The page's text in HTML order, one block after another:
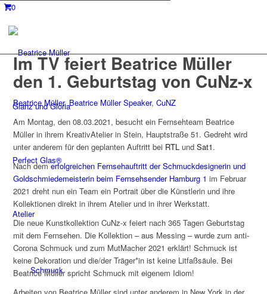
0
Glanz und Gloria
Perfect Glas®
Atelier
Schmuck
Im TV feiert Beatrice Müller
den 1. Geburtstag von CuNz-x
Beatrice Müller,Beatrice Müller Speaker,CuNZ
Am Montag, den 08.03.2021, besucht ein Fernsehteam Beatrice
Müller in ihrem KreativAtelier in Stein, Hauptstraße 51. Gedreht wird
unter anderem für den geplanten Auftritt bei RTL undSat1.
Nach demerfolgreichen Fernsehauftritt der Schmuckdesignerin und
Goldschmiedemeisterin beim Fernsehsender Hamburg 1 im Februar
2021 dreht nun ein Team ein Portrait über die Künstlerin und ihre
Kollektionen direkt in ihrem Atelier und in ihrer Werkstatt.
Die neue Kunstkollektion CuNz-x feiert nach 365 Tagen Geburtstag
mit dem Fernsehen. Die Kollektion – aus Messing – wurde zum anti-
Corona Schmuck und zum MutMacher 2021 erklärt! Schmuck ist
keine Dekoration und die/der Träger*in ist keine Litfaßsäule. Bei
Beatrice Müller spricht Schmuck mit eigenem Idiom!